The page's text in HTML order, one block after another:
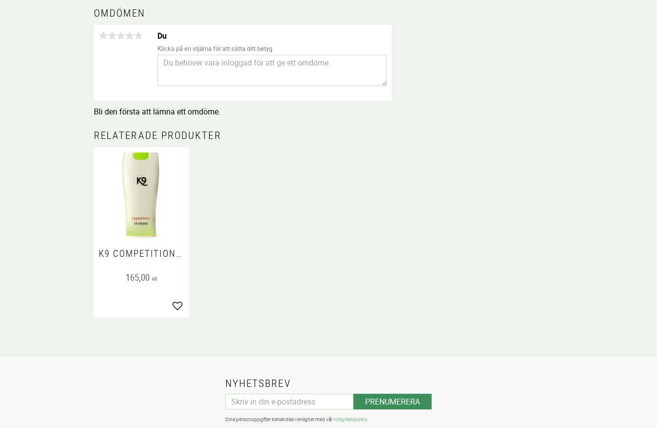
OMDÖMEN
Du
Klicka på en stjärna för att sätta ditt betyg
Bli den första att lämna ett omdöme.
RELATERADE PRODUKTER
K9 COMPETITION COPPERNESS SHAMPOO
165,00 KR
Lägg till i favoriter
NYHETSBREV
PRENUMERERA
Dina personuppgifter behandlas i enlighet med vårintegritetspolicy.